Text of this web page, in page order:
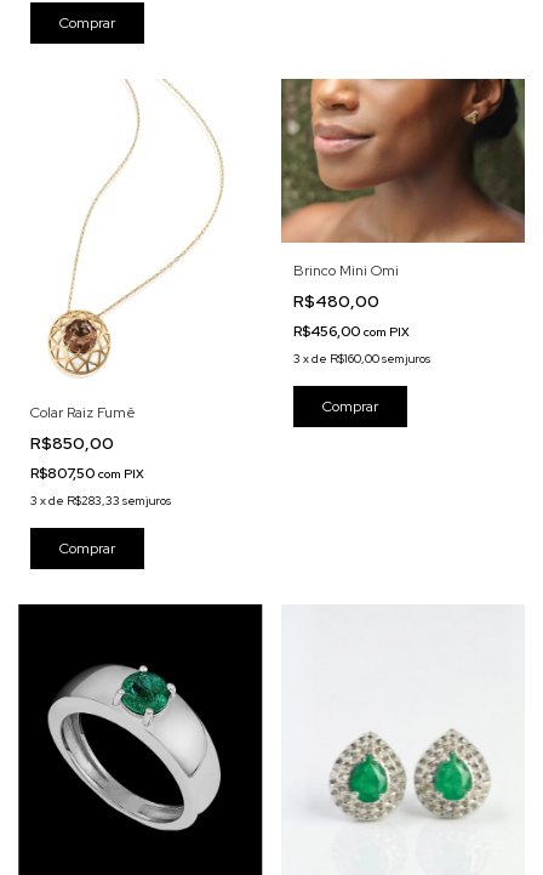
Colar Raiz Fumê
R$850,00
R$807,50 com PIX
3 xde R$283,33 sem juros
Brinco Mini Omi
R$480,00
R$456,00 com PIX
3 xde R$160,00sem juros